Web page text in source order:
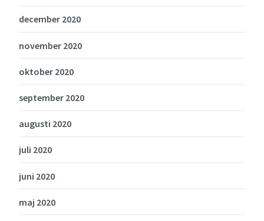
december 2020
november 2020
oktober 2020
september 2020
augusti 2020
juli 2020
juni 2020
maj 2020